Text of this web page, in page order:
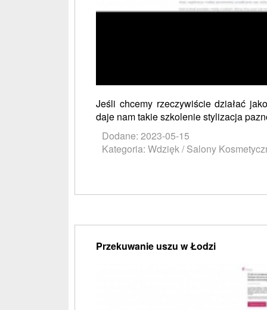
Jeśli chcemy rzeczywiście działać
daje nam takie szkolenie stylizacja
Dodane: 2023-05-15
Kategoria: Wdzięk / Salony
Przekuwanie uszu w Łodzi